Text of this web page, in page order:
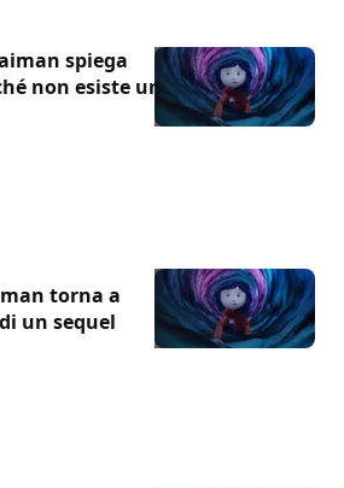
spiega
non esiste un
torna a
un sequel